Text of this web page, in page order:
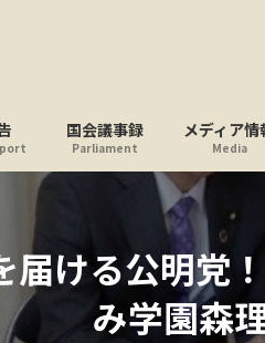
国会議事録
Parliament
メディア情
Media
届ける公明党
み学園森